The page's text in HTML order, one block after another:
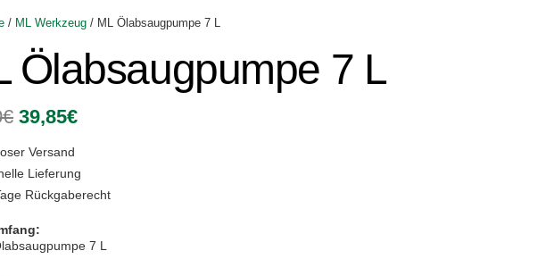
/ ML Werkzeug / ML Ölabsaugpumpe 7 L
Ölabsaugpumpe 7 L
€ Ursprünglicher
Preis
war:
44,90€
39,85€Aktueller
Versand
Lieferung
Rückgaberecht
7 L